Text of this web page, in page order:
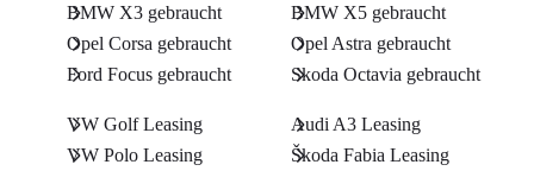
BMW X3 gebraucht
BMW X5 gebraucht
Opel Corsa gebraucht
Opel Astra gebraucht
Ford Focus gebraucht
Skoda Octavia gebraucht
VW Golf Leasing
Audi A3 Leasing
VW Polo Leasing
Škoda Fabia Leasing